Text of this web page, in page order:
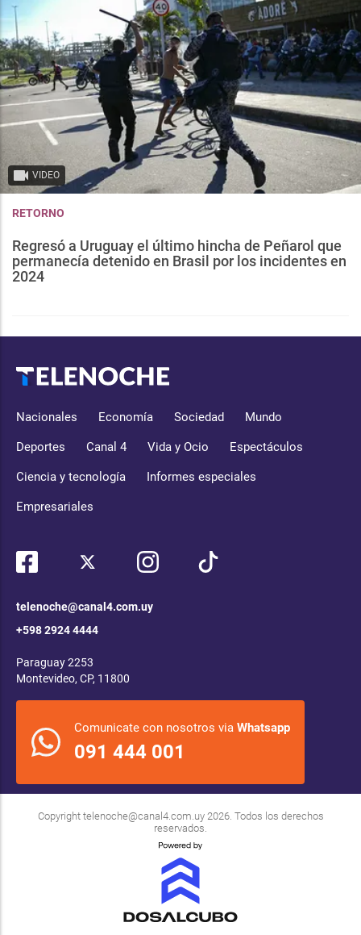
VIDEO
RETORNO
Regresó a Uruguay el último hincha de Peñarol que
permanecía detenido en Brasil por los incidentes en
2024
Nacionales Economía Sociedad Mundo
Deportes Canal 4 Vida y Ocio Espectáculos
Ciencia y tecnología Informes especiales
Empresariales
telenoche@canal4.com.uy
+598 2924 4444
Paraguay 2253
Montevideo, CP, 11800
Comunicate con nosotros via Whatsapp
091 444 001
Copyright telenoche@canal4.com.uy2026. Todos los derechos
reservados.